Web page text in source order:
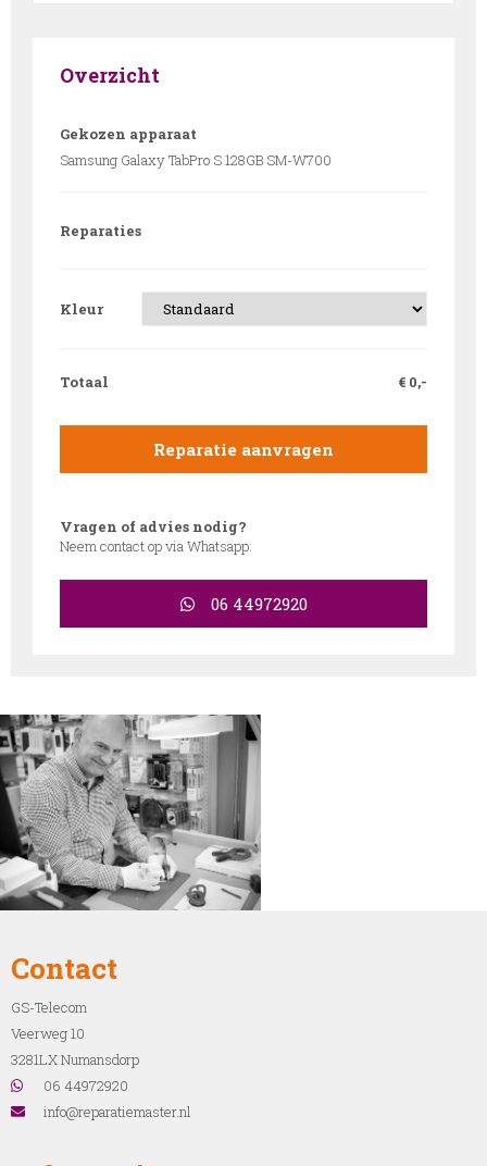
Overzicht
Gekozen apparaat
Samsung Galaxy TabPro S 128GB SM-W700
Reparaties
Kleur
Totaal € 0,-
Reparatie aanvragen
Vragen of advies nodig?
Neem contact op via Whatsapp:
06 44972920
Contact
GS-Telecom
Veerweg 10
3281LX Numansdorp
06 44972920
info@reparatiemaster.nl